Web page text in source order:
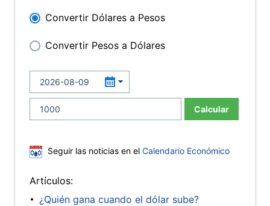
Convertir Dólares a Pesos
Convertir Pesos a Dólares
Calcular
Seguir las noticias en el Calendario Económico
Artículos:
¿Quién gana cuando el dólar sube?